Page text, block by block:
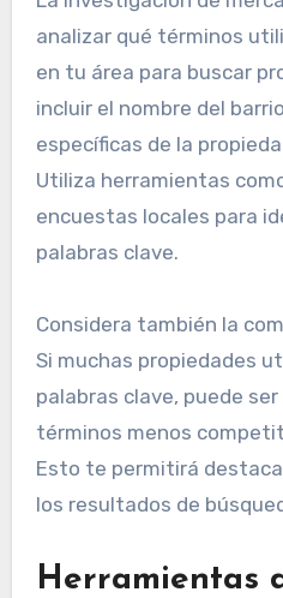
analizar qué términos
en tu área para buscar
incluir el nombre del
específicas de la
Utiliza herramientas
encuestas locales para
palabras clave.
Considera también la
Si muchas propiedades
palabras clave, puede
términos menos
Esto te permitirá
los resultados de
Herramientas